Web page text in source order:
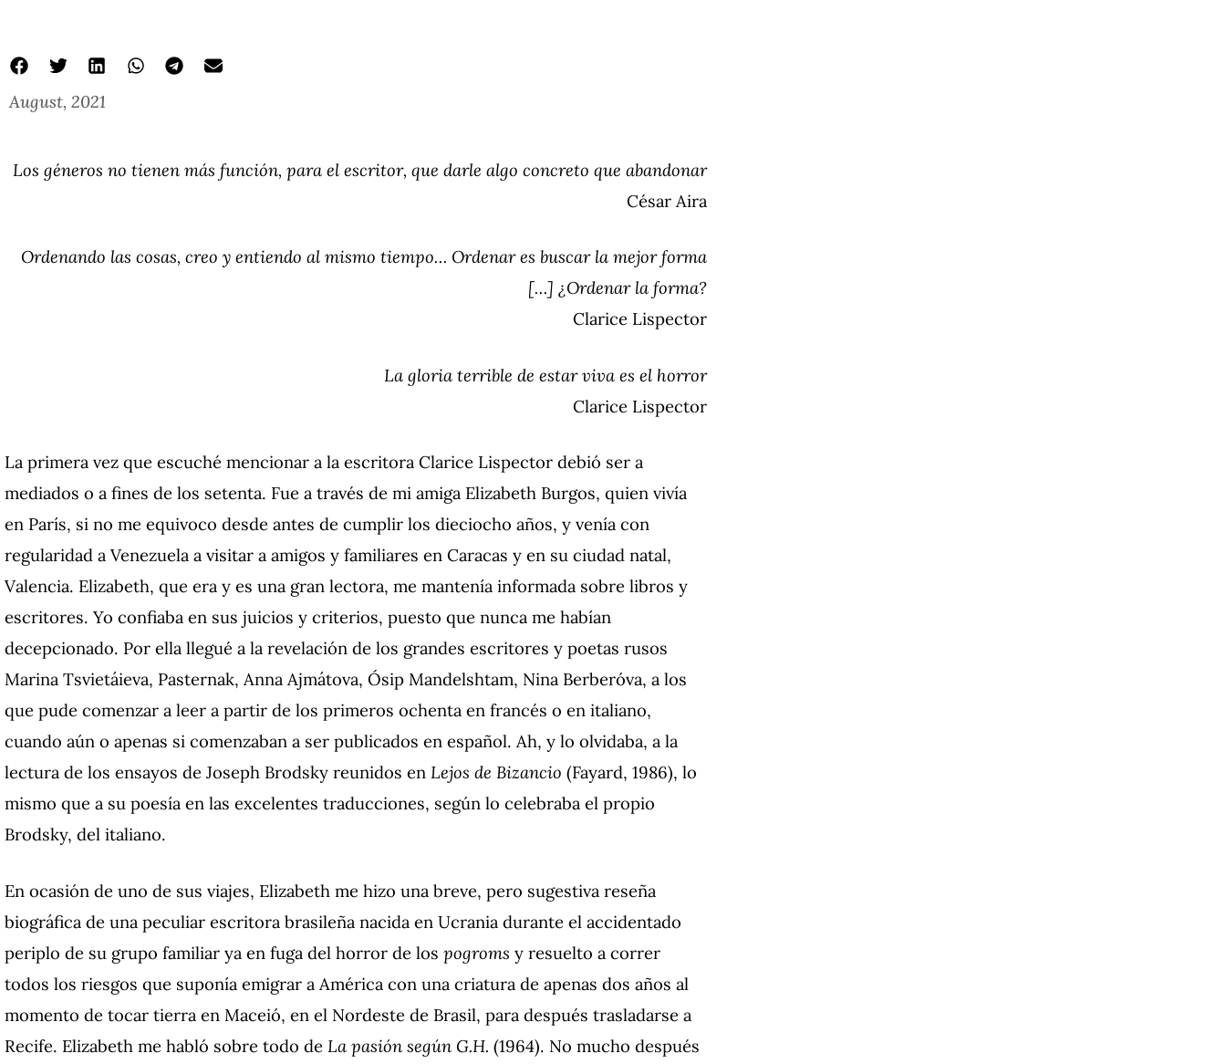
August, 2021
Los géneros no tienen más función, para el escritor, que darle algo concreto que abandonar
César Aira
Ordenando las cosas, creo y entiendo al mismo tiempo… Ordenar es buscar la mejor forma
[…] ¿Ordenar la forma?
Clarice Lispector
La gloria terrible de estar viva es el horror
Clarice Lispector
La primera vez que escuché mencionar a la escritora Clarice Lispector debió ser a
mediados o a fines de los setenta. Fue a través de mi amiga Elizabeth Burgos, quien vivía
en París, si no me equivoco desde antes de cumplir los dieciocho años, y venía con
regularidad a Venezuela a visitar a amigos y familiares en Caracas y en su ciudad natal,
Valencia. Elizabeth, que era y es una gran lectora, me mantenía informada sobre libros y
escritores. Yo confiaba en sus juicios y criterios, puesto que nunca me habían
decepcionado. Por ella llegué a la revelación de los grandes escritores y poetas rusos
Marina Tsvietáieva, Pasternak, Anna Ajmátova, Ósip Mandelshtam, Nina Berberóva, a los
que pude comenzar a leer a partir de los primeros ochenta en francés o en italiano,
cuando aún o apenas si comenzaban a ser publicados en español. Ah, y lo olvidaba, a la
lectura de los ensayos de Joseph Brodsky reunidos en Lejos de Bizancio (Fayard, 1986), lo
mismo que a su poesía en las excelentes traducciones, según lo celebraba el propio
Brodsky, del italiano.
En ocasión de uno de sus viajes, Elizabeth me hizo una breve, pero sugestiva reseña
biográfica de una peculiar escritora brasileña nacida en Ucrania durante el accidentado
periplo de su grupo familiar ya en fuga del horror de los pogroms y resuelto a correr
todos los riesgos que suponía emigrar a América con una criatura de apenas dos años al
momento de tocar tierra en Maceió, en el Nordeste de Brasil, para después trasladarse a
Recife. Elizabeth me habló sobre todo de La pasión según G.H. (1964). No mucho después